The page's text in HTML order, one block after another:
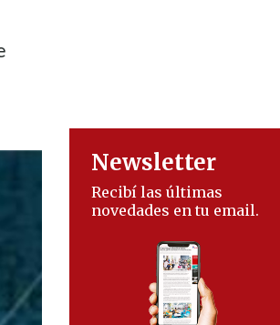
Newsletter
Recibí las últimas
novedades en tu email.